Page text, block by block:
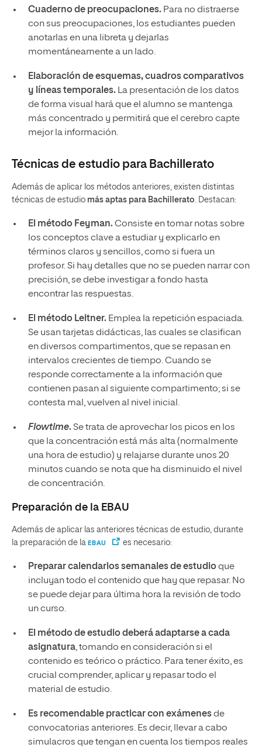
Cuaderno de preocupaciones. Para no distraerse
con sus preocupaciones, los estudiantes pueden
anotarlas en una libreta y dejarlas
momentáneamente a un lado.
Elaboración de esquemas, cuadros comparativos
y líneas temporales. La presentación de los datos
de forma visual hará que el alumno se mantenga
más concentrado y permitirá que el cerebro capte
mejor la información.
Técnicas de estudio para Bachillerato
Además de aplicar los métodos anteriores, existen distintas
técnicas de estudio más aptas para Bachillerato. Destacan:
El método Feyman. Consiste en tomar notas sobre
los conceptos clave a estudiar y explicarlo en
términos claros y sencillos, como si fuera un
profesor. Si hay detalles que no se pueden narrar con
precisión, se debe investigar a fondo hasta
encontrar las respuestas.
El método Leitner. Emplea la repetición espaciada.
Se usan tarjetas didácticas, las cuales se clasifican
en diversos compartimentos, que se repasan en
intervalos crecientes de tiempo. Cuando se
responde correctamente a la información que
contienen pasan al siguiente compartimento; si se
contesta mal, vuelven al nivel inicial.
Flowtime. Se trata de aprovechar los picos en los
que la concentración está más alta (normalmente
una hora de estudio) y relajarse durante unos 20
minutos cuando se nota que ha disminuido el nivel
de concentración.
Preparación de la EBAU
Además de aplicar las anteriores técnicas de estudio, durante
la preparación de la EBAU es necesario:
Preparar calendarios semanales de estudioque
incluyan todo el contenido que hay que repasar. No
se puede dejar para última hora la revisión de todo
un curso.
El método de estudio deberá adaptarse a cada
asignatura, tomando en consideración si el
contenido es teórico o práctico. Para tener éxito, es
crucial comprender, aplicar y repasar todo el
material de estudio.
Es recomendable practicar con exámenesde
convocatorias anteriores. Es decir, llevar a cabo
simulacros que tengan en cuenta los tiempos reales